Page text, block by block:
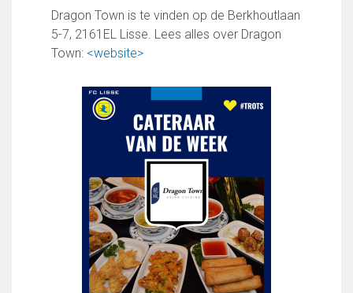
Opleidingsteams
Beleidsplan Jeugd
Keepersopleiding
Heeren van Ter Specke
Maatschappelijke bijdrage
Steun bij contributie
Support Casper
Dagbesteding ’s Heeren Loo
Dragon Town is te vinden op de Berkhoutlaan
5-7, 2161EL Lisse. Lees alles over Dragon
Town: <website>